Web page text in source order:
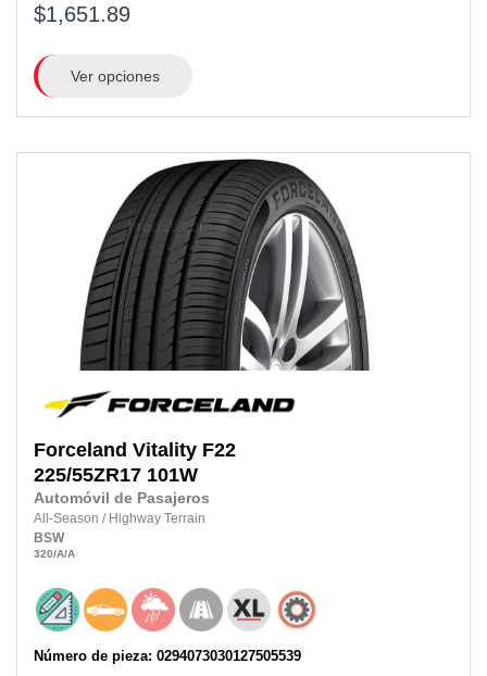
$1,651.89
Ver opciones
Forceland Vitality F22
225/55ZR17 101W
Automóvil de Pasajeros
All-Season / Highway Terrain
BSW
320/A/A
Número de pieza: 0294073030127505539